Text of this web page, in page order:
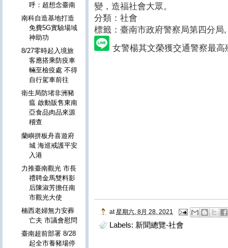
變，造福社會大眾。
分類：社會
標籤：臺南市政府警察局第四分局,
女警楊其文榮獲交通警察最
at 星期六, 8月 28, 2021
Labels: 新聞總覽-社會
呼：超想念臺南
南科自造基地打造
免費5G實驗場域
神助功
8/27零時起入境旅
客應搭乘防疫車
輛至檢疫處 不得
自行駕車前往
衛生局防堵非洲豬
瘟 啟動販售東南
亞食品肉品來源
稽查
蘭嶼拼板舟喜遊府
城 海巡戒護平安
入港
力推臺南觀光 市長
禮聘金馬雙料影
后陳淑芳擔任南
市觀光大使
楠西老婦無力安葬
亡夫 市議會慰問
臺南超前部署 8/28
起全市養豬場停